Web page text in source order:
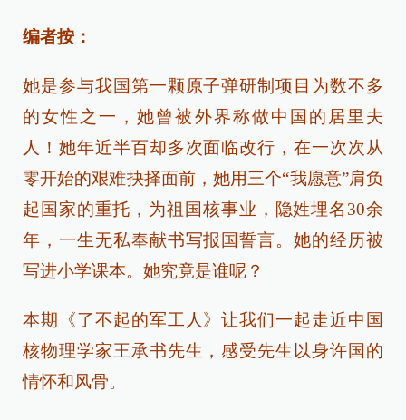
编者按：
她是参与我国第一颗原子弹研制项目为数不多
的女性之一，她曾被外界称做中国的居里夫
人！她年近半百却多次面临改行，在一次次从
零开始的艰难抉择面前，她用三个“我愿意”肩负
起国家的重托，为祖国核事业，隐姓埋名30余
年，一生无私奉献书写报国誓言。她的经历被
写进小学课本。她究竟是谁呢？
本期《了不起的军工人》让我们一起走近中国
核物理学家王承书先生，感受先生以身许国的
情怀和风骨。